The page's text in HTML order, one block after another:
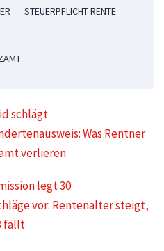
STEUERPFLICHT RENTE
schlägt
Was Rentner
verlieren
legt 30
vor: Rentenalter steigt,
fällt